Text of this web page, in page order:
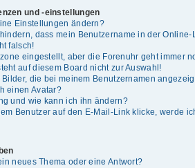
und -einstellungen
Einstellungen ändern?
dass mein Benutzername in der Online-
falsch!
eingestellt, aber die Forenuhr geht immer
auf diesem Board nicht zur Auswahl!
Bilder, die bei meinem Benutzernamen
einen Avatar?
und wie kann ich ihn ändern?
Benutzer auf den E-Mail-Link klicke, werde
neues Thema oder eine Antwort?